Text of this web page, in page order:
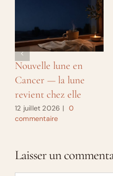
Nouvelle lune en
Cancer — la lune
revient chez elle
12 juillet 2026 | 0
commentaire
Laisser un